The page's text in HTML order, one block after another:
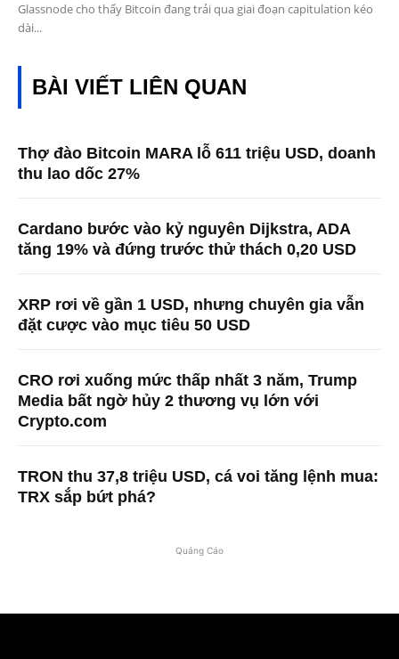
Glassnode cho thấy Bitcoin đang trải qua giai đoạn capitulation kéo
dài...
BÀI VIẾT LIÊN QUAN
Thợ đào Bitcoin MARA lỗ 611 triệu USD, doanh
thu lao dốc 27%
Cardano bước vào kỷ nguyên Dijkstra, ADA
tăng 19% và đứng trước thử thách 0,20 USD
XRP rơi về gần 1 USD, nhưng chuyên gia vẫn
đặt cược vào mục tiêu 50 USD
CRO rơi xuống mức thấp nhất 3 năm, Trump
Media bất ngờ hủy 2 thương vụ lớn với
Crypto.com
TRON thu 37,8 triệu USD, cá voi tăng lệnh mua:
TRX sắp bứt phá?
Quảng Cáo